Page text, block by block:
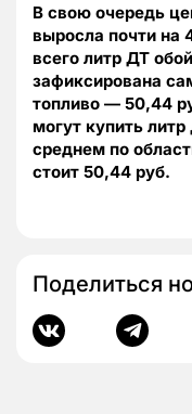
В свою очередь
выросла почти на
всего литр ДТ
зафиксирована
топливо — 50,44
могут купить
среднем по
стоит 50,44 руб.
Поделиться